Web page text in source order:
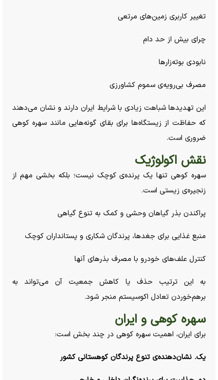
تغییر کاربری زمین‌های مرتعی
چرای بیش از حد دام
نابودی بوته‌زار‌ها
مصرف بی‌رویه‌ی سموم کشاورزی
این تهدید‌ها شباهت زیادی با شرایط ایران دارند و نشان می‌دهند
که حفاظت از زیستگاه‌ها برای بقای گونه‌هایی مانند سهره کوهی
ضروری است.
نقش اکولوژیک
سهره کوهی تنها یک پرنده‌ی کوچک نیست؛ بلکه بخشی مهم از
زنجیره‌ی زیستی است.
پراکندن بذر گیاهان وحشی و کمک به تنوع گیاهی
منبع غذایی برای جغدها، پرندگان شکاری و پستانداران کوچک
کنترل علف‌های خودرو با مصرف بذر‌های آنها
به این ترتیب حذف یا کاهش جمعیت آن می‌تواند به
برهم‌خوردن تعادل اکوسیستم منجر شود.
سهره کوهی و ایران
برای ایران، اهمیت سهره کوهی در چند بخش است:
یک. نشان‌دهنده‌ی تنوع پرندگان کوهستانی کشور